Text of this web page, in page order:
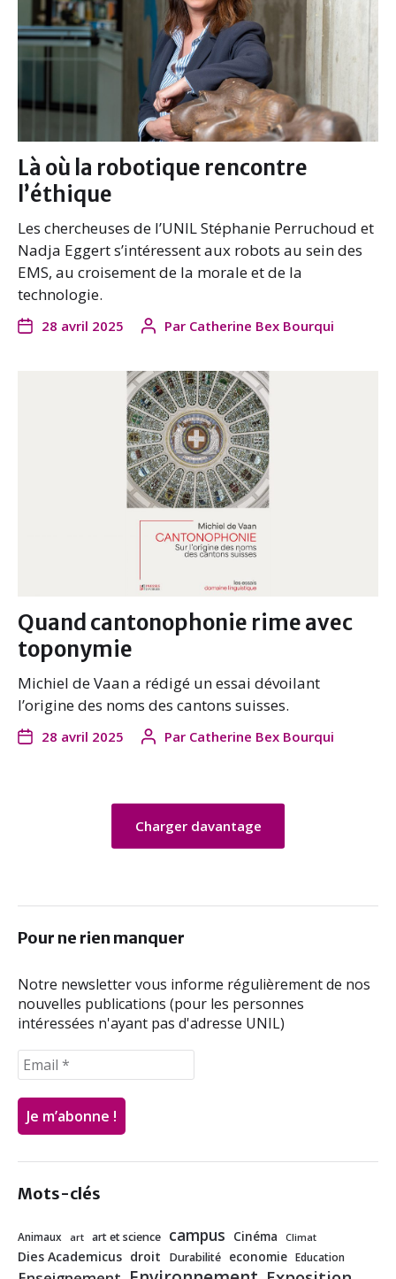
Là où la robotique rencontre
l’éthique
Les chercheuses de l’UNIL Stéphanie Perruchoud et
Nadja Eggert s’intéressent aux robots au sein des
EMS, au croisement de la morale et de la
technologie.
28 avril 2025 Par Catherine Bex Bourqui
Quand cantonophonie rime avec
toponymie
Michiel de Vaan a rédigé un essai dévoilant
l’origine des noms des cantons suisses.
28 avril 2025 Par Catherine Bex Bourqui
Charger davantage
Pour ne rien manquer
Notre newsletter vous informe régulièrement de nos
nouvelles publications (pour les personnes
intéressées n'ayant pas d'adresse UNIL)
Mots-clés
Animaux art art et science campus Cinéma Climat
Dies Academicus droit Durabilité economie Education